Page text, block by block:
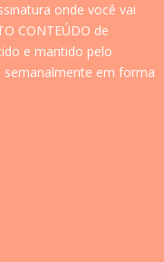
onde você vai
CONTEÚDO de
e mantido pelo
em forma